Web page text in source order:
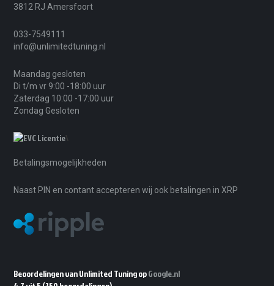
3812 RJ Amersfoort
033-7549111
info@unlimitedtuning.nl
Maandag gesloten
Di t/m vr 9:00 -18:00 uur
Zaterdag 10:00 -17:00 uur
Zondag Gesloten
Betalingsmogelijkheden
Naast PIN en contant accepteren wij ook betalingen in XRP
Beoordelingen van Unlimited Tuning opGoogle.nl